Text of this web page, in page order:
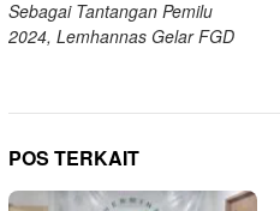
Sebagai Tantangan Pemilu
2024, Lemhannas Gelar FGD
POS TERKAIT